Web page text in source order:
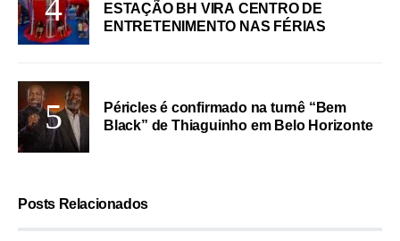
ESTAÇÃO BH VIRA CENTRO DE
ENTRETENIMENTO NAS FÉRIAS
Péricles é confirmado na turnê “Bem
Black” de Thiaguinho em Belo Horizonte
Posts Relacionados